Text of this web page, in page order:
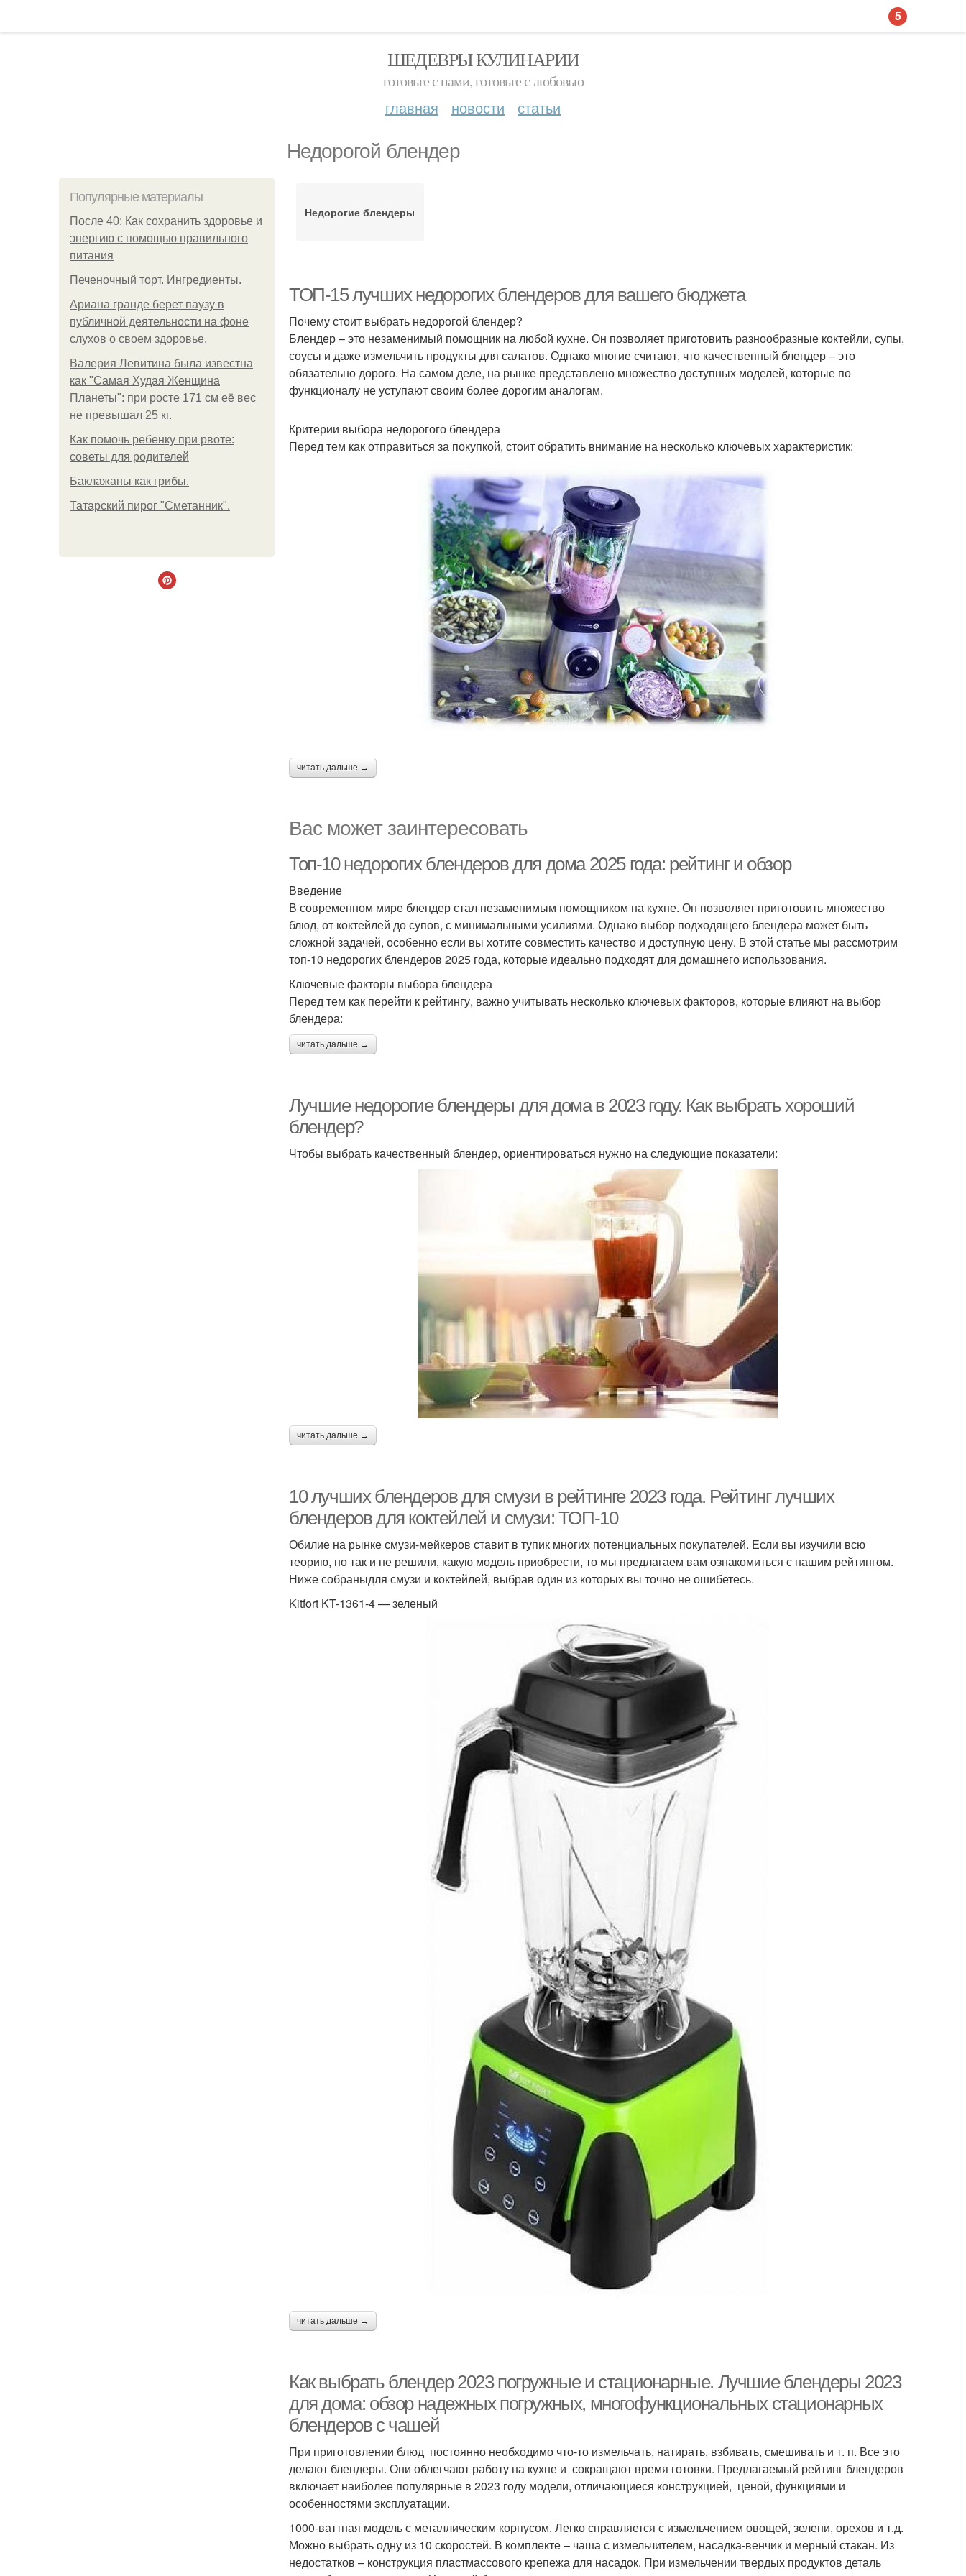
ШЕДЕВРЫ КУЛИНАРИИ
готовьте с нами, готовьте с любовью
главная новости статьи
Недорогой блендер
Популярные материалы
После 40: Как сохранить здоровье и
энергию с помощью правильного
питания
Печеночный торт. Ингредиенты.
Ариана гранде берет паузу в
публичной деятельности на фоне
слухов о своем здоровье.
Валерия Левитина была известна
как "Самая Худая Женщина
Планеты": при росте 171 см её вес
не превышал 25 кг.
Как помочь ребенку при рвоте:
советы для родителей
Баклажаны как грибы.
Татарский пирог "Сметанник".
Недорогие блендеры
ТОП-15 лучших недорогих блендеров для вашего бюджета
Почему стоит выбрать недорогой блендер?
Блендер – это незаменимый помощник на любой кухне. Он позволяет приготовить разнообразные коктейли, супы,
соусы и даже измельчить продукты для салатов. Однако многие считают, что качественный блендер – это
обязательно дорого. На самом деле, на рынке представлено множество доступных моделей, которые по
функционалу не уступают своим более дорогим аналогам.
Критерии выбора недорогого блендера
Перед тем как отправиться за покупкой, стоит обратить внимание на несколько ключевых характеристик:
читать дальше →
Вас может заинтересовать
Топ-10 недорогих блендеров для дома 2025 года: рейтинг и обзор
Введение
В современном мире блендер стал незаменимым помощником на кухне. Он позволяет приготовить множество
блюд, от коктейлей до супов, с минимальными усилиями. Однако выбор подходящего блендера может быть
сложной задачей, особенно если вы хотите совместить качество и доступную цену. В этой статье мы рассмотрим
топ-10 недорогих блендеров 2025 года, которые идеально подходят для домашнего использования.
Ключевые факторы выбора блендера
Перед тем как перейти к рейтингу, важно учитывать несколько ключевых факторов, которые влияют на выбор
блендера:
читать дальше →
Лучшие недорогие блендеры для дома в 2023 году. Как выбрать хороший
блендер?
Чтобы выбрать качественный блендер, ориентироваться нужно на следующие показатели:
читать дальше →
10 лучших блендеров для смузи в рейтинге 2023 года. Рейтинг лучших
блендеров для коктейлей и смузи: ТОП-10
Обилие на рынке смузи-мейкеров ставит в тупик многих потенциальных покупателей. Если вы изучили всю
теорию, но так и не решили, какую модель приобрести, то мы предлагаем вам ознакомиться с нашим рейтингом.
Ниже собраныдля смузи и коктейлей, выбрав один из которых вы точно не ошибетесь.
Kitfort KT-1361-4 — зеленый
читать дальше →
Как выбрать блендер 2023 погружные и стационарные. Лучшие блендеры 2023
для дома: обзор надежных погружных, многофункциональных стационарных
блендеров с чашей
При приготовлении блюд постоянно необходимо что-то измельчать, натирать, взбивать, смешивать и т. п. Все это
делают блендеры. Они облегчают работу на кухне и сокращают время готовки. Предлагаемый рейтинг блендеров
включает наиболее популярные в 2023 году модели, отличающиеся конструкцией, ценой, функциями и
особенностями эксплуатации.
1000-ваттная модель с металлическим корпусом. Легко справляется с измельчением овощей, зелени, орехов и т.д.
Можно выбрать одну из 10 скоростей. В комплекте – чаша с измельчителем, насадка-венчик и мерный стакан. Из
недостатков – конструкция пластмассового крепежа для насадок. При измельчении твердых продуктов деталь
5